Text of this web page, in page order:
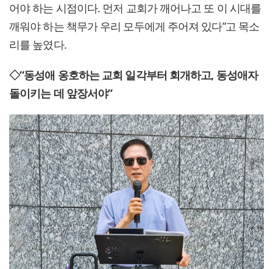
어야 하는 시점이다. 먼저 교회가 깨어나고 또 이 시대를
깨워야 하는 책무가 우리 모두에게 주어져 있다”고 목소
리를 높였다.
◇“동성애 옹호하는 교회 일각부터 회개하고, 동성애자
돌이키는 데 앞장서야”